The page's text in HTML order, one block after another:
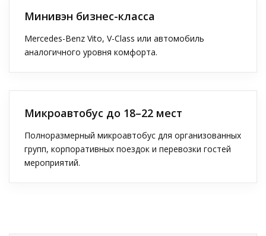
Минивэн бизнес-класса
Mercedes-Benz Vito, V-Class или автомобиль
аналогичного уровня комфорта.
Микроавтобус до 18–22 мест
Полноразмерный микроавтобус для организованных
групп, корпоративных поездок и перевозки гостей
мероприятий.